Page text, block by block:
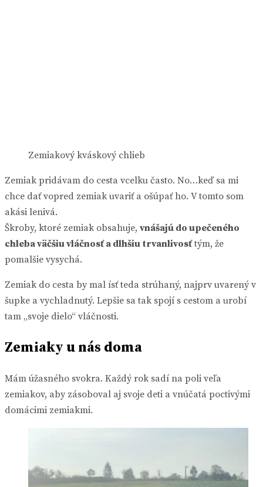
Zemiakový kváskový chlieb
Zemiak pridávam do cesta vcelku často. No…keď sa mi
chce dať vopred zemiak uvariť a ošúpať ho. V tomto som
akási lenivá.
Škroby, ktoré zemiak obsahuje, vnášajú do upečeného
chleba väčšiu vláčnosť a dlhšiu trvanlivosťtým, že
pomalšie vysychá.
Zemiak do cesta by mal ísť teda strúhaný, najprv uvarený v
šupke a vychladnutý. Lepšie sa tak spojí s cestom a urobí
tam „svoje dielo“ vláčnosti.
Zemiaky u nás doma
Mám úžasného svokra. Každý rok sadí na poli veľa
zemiakov, aby zásoboval aj svoje deti a vnúčatá poctivými
domácimi zemiakmi.